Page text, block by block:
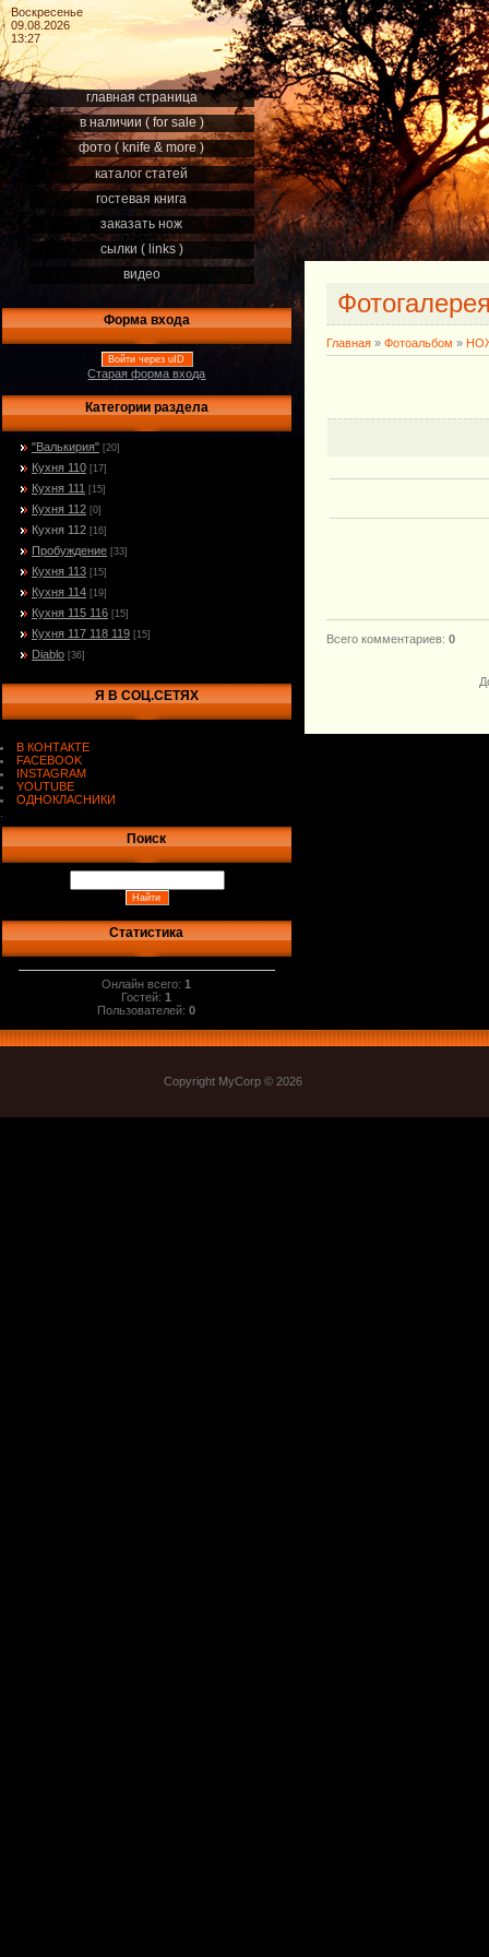
Воскресенье
09.08.2026
13:27
главная страница
в наличии ( for sale )
фото ( knife & more )
каталог статей
гостевая книга
заказать нож
сылки ( links )
видео
Форма входа
Войти через uID
Старая форма входа
Категории раздела
"Валькирия" [20]
Кухня 110 [17]
Кухня 111 [15]
Кухня 112 [0]
Кухня 112 [16]
Пробуждение [33]
Кухня 113 [15]
Кухня 114 [19]
Кухня 115 116 [15]
Кухня 117 118 119 [15]
Diablo [36]
Я В СОЦ.СЕТЯХ
В КОНТАКТЕ
FACEBOOK
INSTAGRAM
YOUTUBE
ОДНОКЛАСНИКИ
Поиск
Статистика
Онлайн всего:1
Гостей:1
Пользователей:0
Главная » Фотоальбом »
Всего комментариев: 0
Copyright MyCorp © 2026